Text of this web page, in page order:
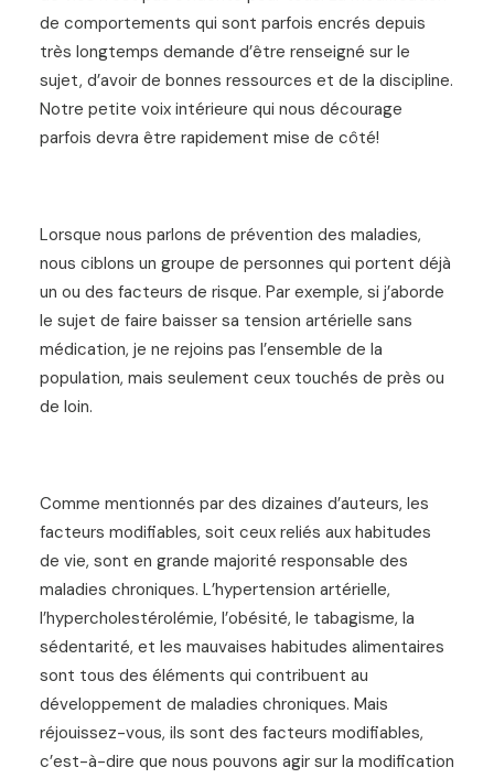
de comportements qui sont parfois encrés depuis
très longtemps demande d’être renseigné sur le
sujet, d’avoir de bonnes ressources et de la discipline.
Notre petite voix intérieure qui nous décourage
parfois devra être rapidement mise de côté!
Lorsque nous parlons de prévention des maladies,
nous ciblons un groupe de personnes qui portent déjà
un ou des facteurs de risque. Par exemple, si j’aborde
le sujet de faire baisser sa tension artérielle sans
médication, je ne rejoins pas l’ensemble de la
population, mais seulement ceux touchés de près ou
de loin.
Comme mentionnés par des dizaines d’auteurs, les
facteurs modifiables, soit ceux reliés aux habitudes
de vie, sont en grande majorité responsable des
maladies chroniques. L’hypertension artérielle,
l’hypercholestérolémie, l’obésité, le tabagisme, la
sédentarité, et les mauvaises habitudes alimentaires
sont tous des éléments qui contribuent au
développement de maladies chroniques. Mais
réjouissez-vous, ils sont des facteurs modifiables,
c’est-à-dire que nous pouvons agir sur la modification